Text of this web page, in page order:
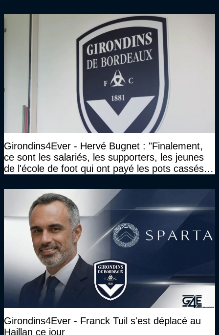
Girondins4Ever - Hervé Bugnet : "Finalement,
ce sont les salariés, les supporters, les jeunes
de l'école de foot qui ont payé les pots cassés
Girondins4Ever - Franck Tuil s'est déplacé au
Haillan ce jour